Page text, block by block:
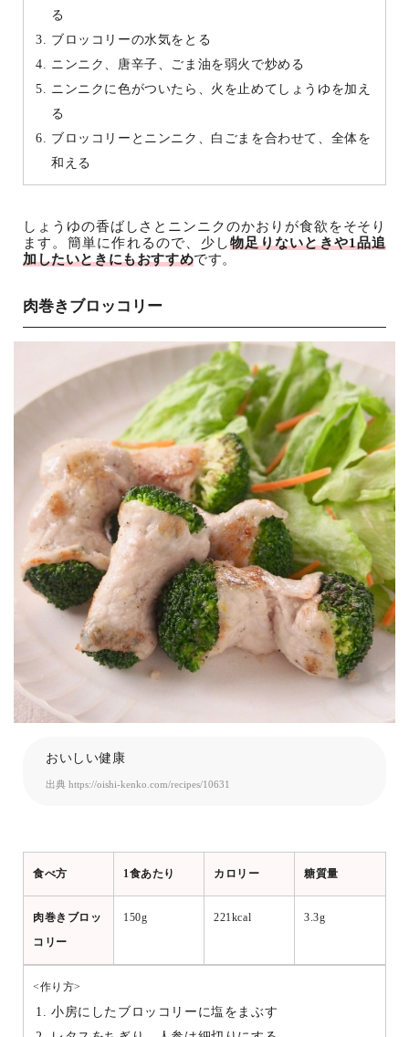
る
ブロッコリーの水気をとる
ニンニク、唐辛子、ごま油を弱火で炒める
ニンニクに色がついたら、火を止めてしょうゆを加え
る
ブロッコリーとニンニク、白ごまを合わせて、全体を
和える
しょうゆの香ばしさとニンニクのかおりが食欲をそそり
ます。簡単に作れるので、少し物足りないときや1品追
加したいときにもおすすめです。
肉巻きブロッコリー
おいしい健康
出典 https://oishi-kenko.com/recipes/10631
食べ方 1食あたり カロリー 糖質量
肉巻きブロッ
コリー
150g 221kcal 3.3g
<作り方>
小房にしたブロッコリーに塩をまぶす